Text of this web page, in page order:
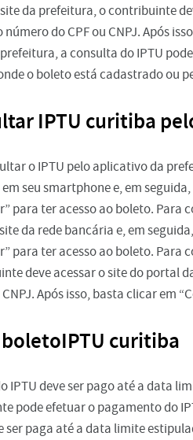
da prefeitura, o contribuinte
do CPF ou CNPJ. Após
a consulta do IPTU
o boleto está cadastrado ou
IPTU curitiba
o IPTU pelo aplicativo da
seu smartphone e, em
para ter acesso ao boleto. Para
da rede bancária e, em
para ter acesso ao boleto.
deve acessar o site do portal
CNPJ. Após isso, basta clicar em
boletoIPTU curitiba
IPTU deve ser pago até a data
pode efetuar o pagamento do
ser paga até a data limite